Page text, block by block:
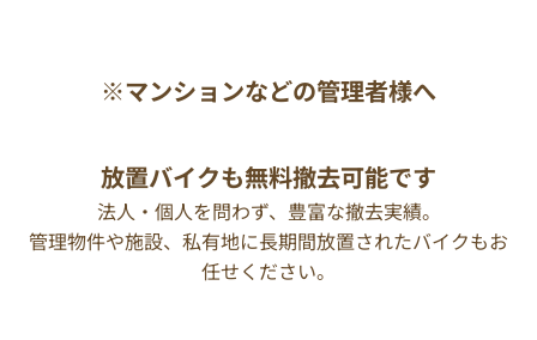
※マンションなどの管理者様へ
放置バイクも無料撤去可能です
法人・個人を問わず、豊富な撤去実績。
管理物件や施設、私有地に長期間放置されたバイクもお
任せください。